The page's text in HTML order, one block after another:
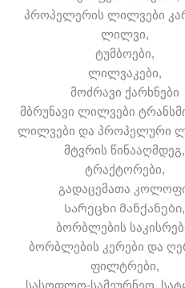
პროპელერის ლილვები
ლილვი,
ტუმბოები,
ლილვაკები,
მოძრავი ქარხნები
მბრუნავი ლილვები
ლილვები და პროპელური
მტვრის წინააღმდეგ,
ტრაქტორები,
გადაცემათა
Სარეცხი მანქანები,
ბორბლების
ბორბლების კერები და
ფილტრები,
სასოფლო-სამეურნეო,